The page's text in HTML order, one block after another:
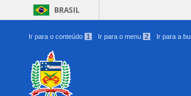
BRASIL
Ir para o conteúdo 1 Ir para o menu 2 Ir para a